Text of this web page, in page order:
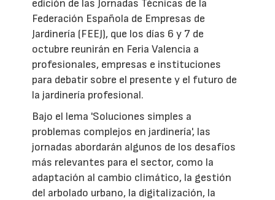
edición de las Jornadas Técnicas de la
Federación Española de Empresas de
Jardinería (FEEJ), que los días 6 y 7 de
octubre reunirán en Feria Valencia a
profesionales, empresas e instituciones
para debatir sobre el presente y el futuro de
la jardinería profesional.
Bajo el lema 'Soluciones simples a
problemas complejos en jardinería', las
jornadas abordarán algunos de los desafíos
más relevantes para el sector, como la
adaptación al cambio climático, la gestión
del arbolado urbano, la digitalización, la